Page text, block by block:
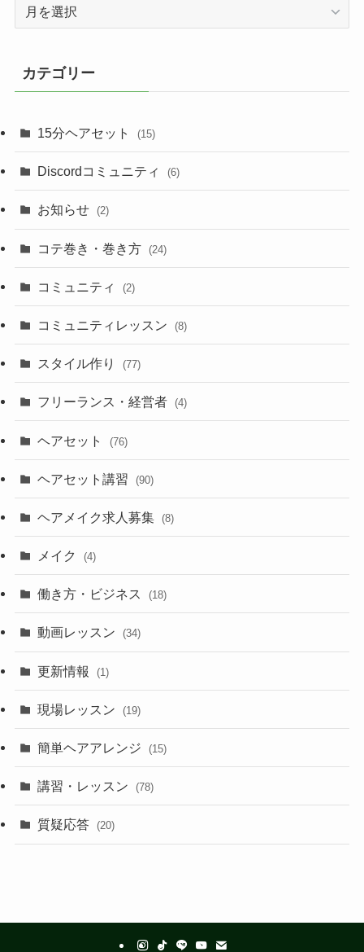
ブ
カテゴリー
15分ヘアセット (15)
Discordコミュニティ (6)
お知らせ (2)
コテ巻き・巻き方 (24)
コミュニティ (2)
コミュニティレッスン (8)
スタイル作り (77)
フリーランス・経営者 (4)
ヘアセット (76)
ヘアセット講習 (90)
ヘアメイク求人募集 (8)
メイク (4)
働き方・ビジネス (18)
動画レッスン (34)
更新情報 (1)
現場レッスン (19)
簡単ヘアアレンジ (15)
講習・レッスン (78)
質疑応答 (20)